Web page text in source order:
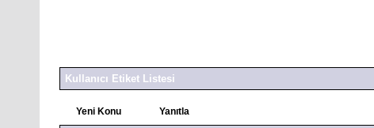
Kullanıcı Etiket Listesi
Yeni Konu Yanıtla